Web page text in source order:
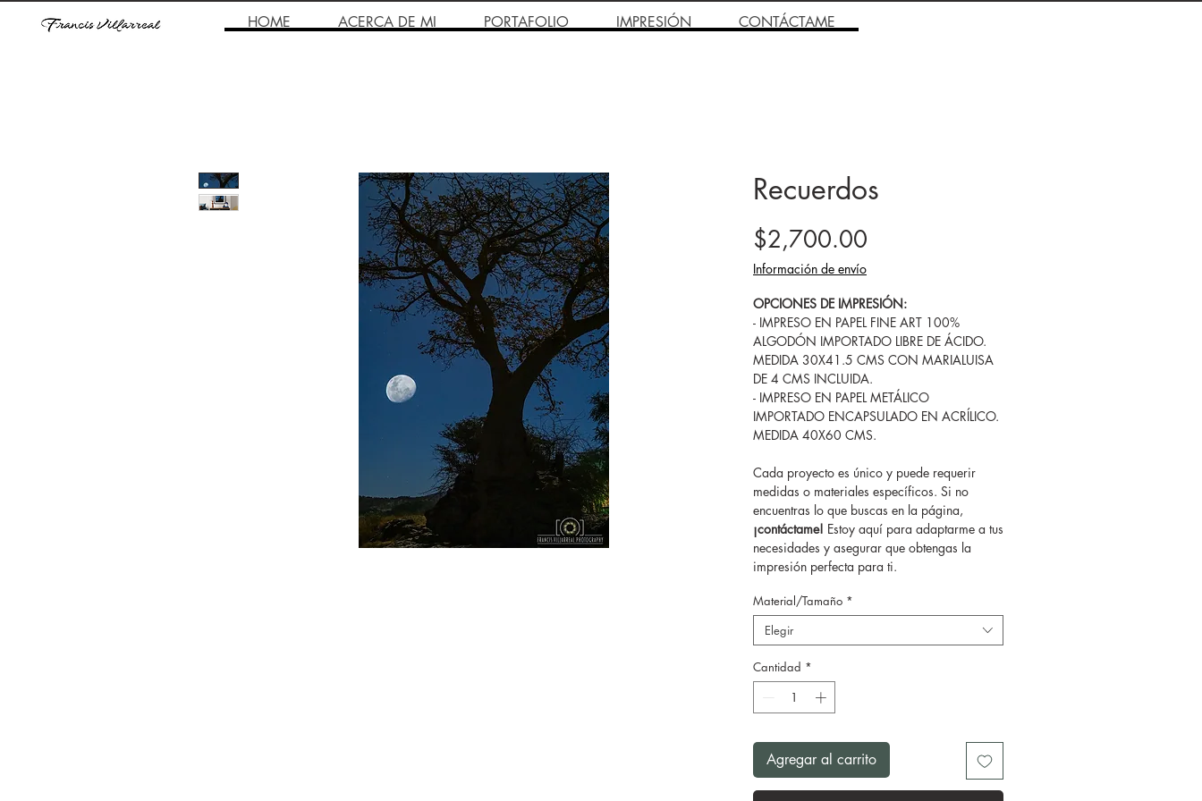
HOME ACERCA DE MI PORTAFOLIO IMPRESIÓN CONTÁCTAME
Recuerdos
$2,700.00
Información de envío
OPCIONES DE IMPRESIÓN:
- IMPRESO EN PAPEL FINE ART 100%
ALGODÓN IMPORTADO LIBRE DE ÁCIDO.
MEDIDA 30X41.5 CMS CON MARIALUISA
DE 4 CMS INCLUIDA.
- IMPRESO EN PAPEL METÁLICO
IMPORTADO ENCAPSULADO EN ACRÍLICO.
MEDIDA 40X60 CMS.
Cada proyecto es único y puede requerir
medidas o materiales específicos. Si no
encuentras lo que buscas en la página,
¡contáctame! Estoy aquí para adaptarme a tus
necesidades y asegurar que obtengas la
impresión perfecta para ti.
Material/Tamaño *
Elegir
Cantidad *
Agregar al carrito